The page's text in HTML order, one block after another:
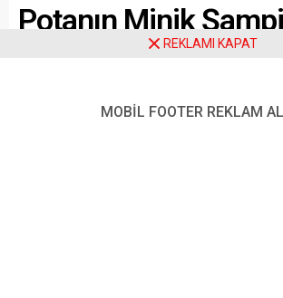
Potanın Minik
Batman Gençlik ve Spor İl
REKLAMI KAPAT
MOBİL FOOTER REKLAM